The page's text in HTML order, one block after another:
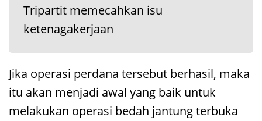
Tripartit memecahkan isu
ketenagakerjaan
Jika operasi perdana tersebut berhasil, maka
itu akan menjadi awal yang baik untuk
melakukan operasi bedah jantung terbuka